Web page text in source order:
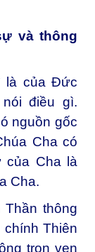
và thông
là của Đức
điều gì.
nguồn gốc
Cha có
của Cha là
Cha.
thông
Thiên
trọn vẹn